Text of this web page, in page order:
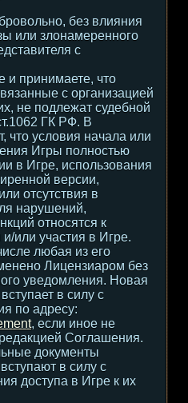
без влияния
или злонамеренного
с
и принимаете, что
с организацией
не подлежат судебной
ГК РФ. В
что условия начала или
Игры полностью
в Игре, использования
версии,
отсутствия в
нарушений,
относятся к
или участия в Игре.
любая из его
Лицензиаром без
уведомления. Новая
в силу с
по адресу:
, если иное не
Соглашения.
документы
в силу с
доступа в Игре к их